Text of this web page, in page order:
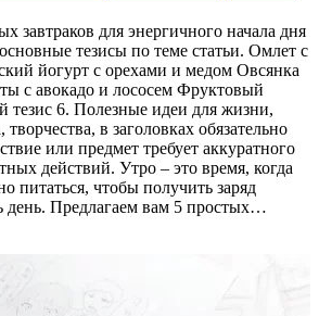
завтраков для энергичного начала дня
тезисы по теме статьи. Омлет с
йогурт с орехами и медом Овсянка
с авокадо и лососем Фруктовый
тезис 6. Полезные идеи для жизни,
творчества, в заголовках обязательно
или предмет требует аккуратного
действий. Утро – это время, когда
питаться, чтобы получить заряд
день. Предлагаем вам 5 простых…